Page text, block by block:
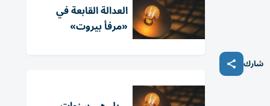
شارك
العدالة القابعة في
«مرفأ بيروت»